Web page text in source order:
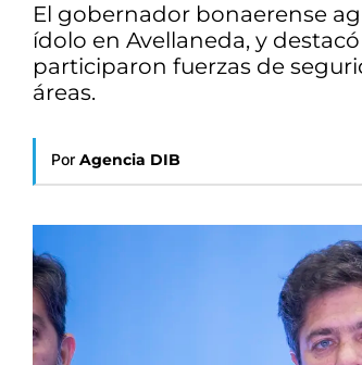
El gobernador bonaerense
ídolo en Avellaneda, y
participaron fuerzas de
áreas.
Por Agencia DIB